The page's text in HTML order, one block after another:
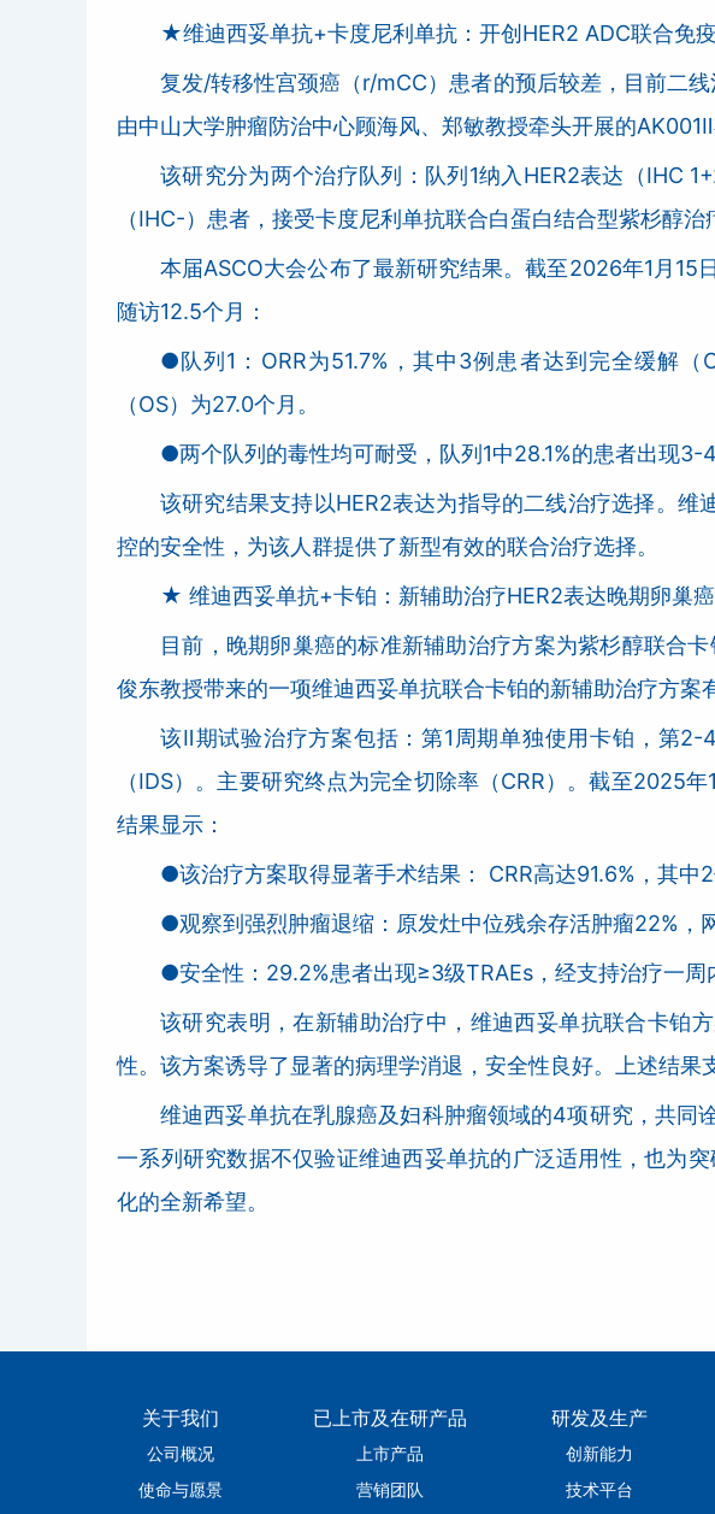
★维迪西妥单抗+卡度尼利单抗：开创HER2 ADC联合免
复发/转移性宫颈癌（r/mCC）患者的预后较差，目前二
由中山大学肿瘤防治中心顾海风、郑敏教授牵头开展的
该研究分为两个治疗队列：队列1纳入HER2表达（IHC
（IHC-）患者，接受卡度尼利单抗联合白蛋白结合型紫杉醇治
本届ASCO大会公布了最新研究结果。截至2026年1月
随访12.5个月：
●队列1：ORR为51.7%，其中3例患者达到完全缓解
（OS）为27.0个月。
●两个队列的毒性均可耐受，队列1中28.1%的患者出现3-
该研究结果支持以HER2表达为指导的二线治疗选择。
控的安全性，为该人群提供了新型有效的联合治疗选择。
★ 维迪西妥单抗+卡铂：新辅助治疗HER2表达晚期卵巢
目前，晚期卵巢癌的标准新辅助治疗方案为紫杉醇联合
俊东教授带来的一项维迪西妥单抗联合卡铂的新辅助治疗方案
该Ⅱ期试验治疗方案包括：第1周期单独使用卡铂，第
（IDS）。主要研究终点为完全切除率（CRR）。截至2025
结果显示：
●该治疗方案取得显著手术结果： CRR高达91.6%，其中
●观察到强烈肿瘤退缩：原发灶中位残余存活肿瘤22%，
●安全性：29.2%患者出现≥3级TRAEs，经支持治疗一周
该研究表明，在新辅助治疗中，维迪西妥单抗联合卡铂
性。该方案诱导了显著的病理学消退，安全性良好。上述结果
维迪西妥单抗在乳腺癌及妇科肿瘤领域的4项研究，共同
一系列研究数据不仅验证维迪西妥单抗的广泛适用性，也为
化的全新希望。
关于我们
公司概况
使命与愿景
已上市及在研产品
上市产品
营销团队
研发及生产
创新能力
技术平台